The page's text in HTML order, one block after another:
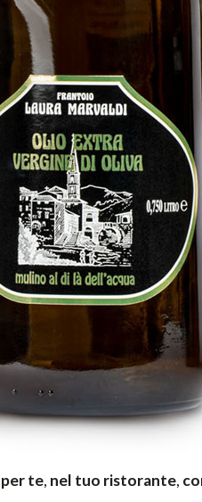
per te, nel tuo ristorante,